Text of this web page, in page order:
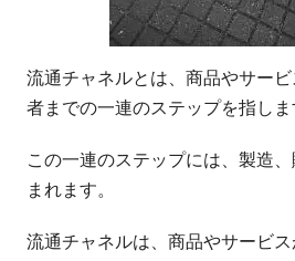
流通チャネルとは、商品やサー
者までの一連のステップを指しま
この一連のステップには、製造
まれます。
流通チャネルは、商品やサービ